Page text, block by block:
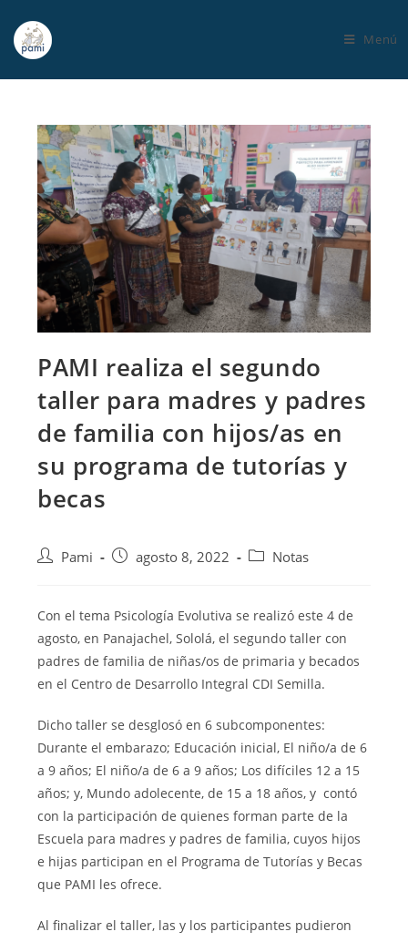
Menú
PAMI realiza el segundo
taller para madres y padres
de familia con hijos/as en
su programa de tutorías y
becas
Pami agosto 8, 2022 Notas
Con el tema Psicología Evolutiva se realizó este 4 de
agosto, en Panajachel, Sololá, el segundo taller con
padres de familia de niñas/os de primaria y becados
en el Centro de Desarrollo Integral CDI Semilla.
Dicho taller se desglosó en 6 subcomponentes:
Durante el embarazo; Educación inicial, El niño/a de 6
a 9 años; El niño/a de 6 a 9 años; Los difíciles 12 a 15
años; y, Mundo adolecente, de 15 a 18 años, y contó
con la participación de quienes forman parte de la
Escuela para madres y padres de familia, cuyos hijos
e hijas participan en el Programa de Tutorías y Becas
que PAMI les ofrece.
Al finalizar el taller, las y los participantes pudieron